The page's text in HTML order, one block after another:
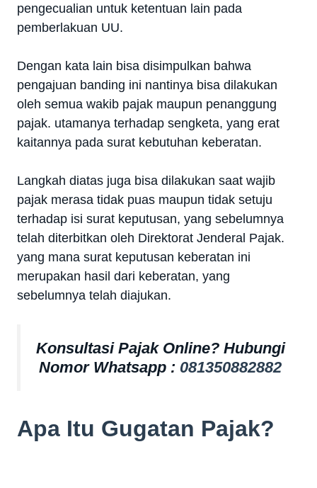
pengecualian untuk ketentuan lain pada
pemberlakuan UU.
Dengan kata lain bisa disimpulkan bahwa
pengajuan banding ini nantinya bisa dilakukan
oleh semua wakib pajak maupun penanggung
pajak. utamanya terhadap sengketa, yang erat
kaitannya pada surat kebutuhan keberatan.
Langkah diatas juga bisa dilakukan saat wajib
pajak merasa tidak puas maupun tidak setuju
terhadap isi surat keputusan, yang sebelumnya
telah diterbitkan oleh Direktorat Jenderal Pajak.
yang mana surat keputusan keberatan ini
merupakan hasil dari keberatan, yang
sebelumnya telah diajukan.
Konsultasi Pajak Online? Hubungi
Nomor Whatsapp : 081350882882
Apa Itu Gugatan Pajak?